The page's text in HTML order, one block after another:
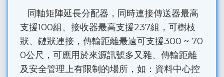
同軸矩陣延長分配器，同時連接傳送器最高
支援100組、接收器最高支援237組，可樹枝
狀、鏈狀連接，傳輸距離最遠可支援300 ~ 70
0公尺，可應用於來源訊號多又雜、傳輸距離
及安全管理上有限制的場所，如：資料中心控